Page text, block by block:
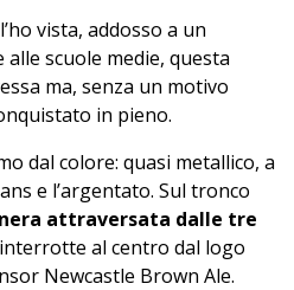
vista, addosso a un
alle scuole medie, questa
ma, senza un motivo
in pieno.
dal colore: quasi metallico, a
e l’argentato. Sul tronco
attraversata dalle tre
al centro dal logo
Newcastle Brown Ale.